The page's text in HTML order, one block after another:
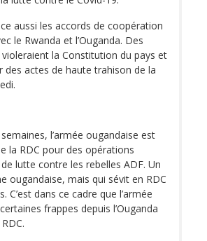
aussi les accords de coopération
le Rwanda et l’Ouganda. Des
la Constitution du pays et
actes de haute trahison de la
l’armée ougandaise est
la RDC pour des opérations
lutte contre les rebelles ADF. Un
ougandaise, mais qui sévit en RDC
C’est dans ce cadre que l’armée
frappes depuis l’Ouganda